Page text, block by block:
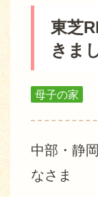
東芝
きま
母子の家
中部・静
なさま